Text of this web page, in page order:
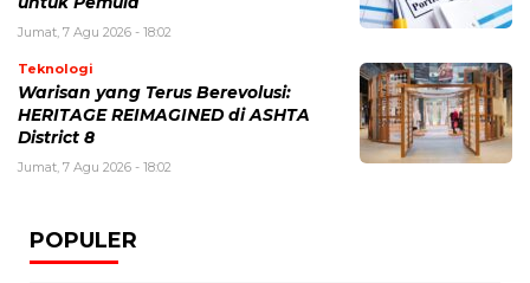
Jumat, 7 Agu 2026 - 18:02
Teknologi
Warisan yang Terus Berevolusi:
HERITAGE REIMAGINED di ASHTA
District 8
Jumat, 7 Agu 2026 - 18:02
POPULER